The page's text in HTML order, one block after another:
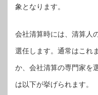
象となります。
会社清算時には、清算人
選任します。通常はこれ
か、会社清算の専門家を
は以下が挙げられます。